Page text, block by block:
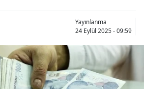
Yayınlanma
24 Eylül 2025 - 09:59